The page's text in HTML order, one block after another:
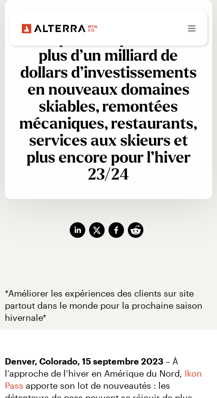
Les détenteurs du Ikon
plus d’un milliard de
dollars d’investissements
en nouveaux domaines
skiables, remontées
mécaniques, restaurants,
services aux skieurs et
plus encore pour l’hiver
23/24
*Améliorer les expériences des clients sur site
partout dans le monde pour la prochaine saison
hivernale*
Denver, Colorado, 15 septembre 2023 – À
l’approche de l’hiver en Amérique du Nord, Ikon
Pass apporte son lot de nouveautés : les